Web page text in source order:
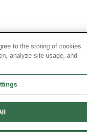
to the storing of cookies
analyze site usage, and